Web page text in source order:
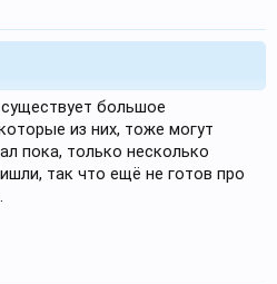
большое
из них, тоже могут
пока, только несколько
так что ещё не готов про